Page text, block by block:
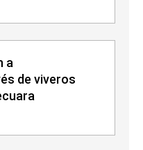
a
de viveros